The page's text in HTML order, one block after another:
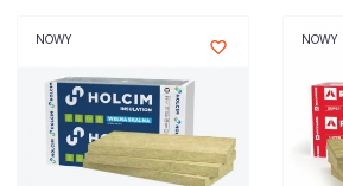
NOWY favorite_border NOWY